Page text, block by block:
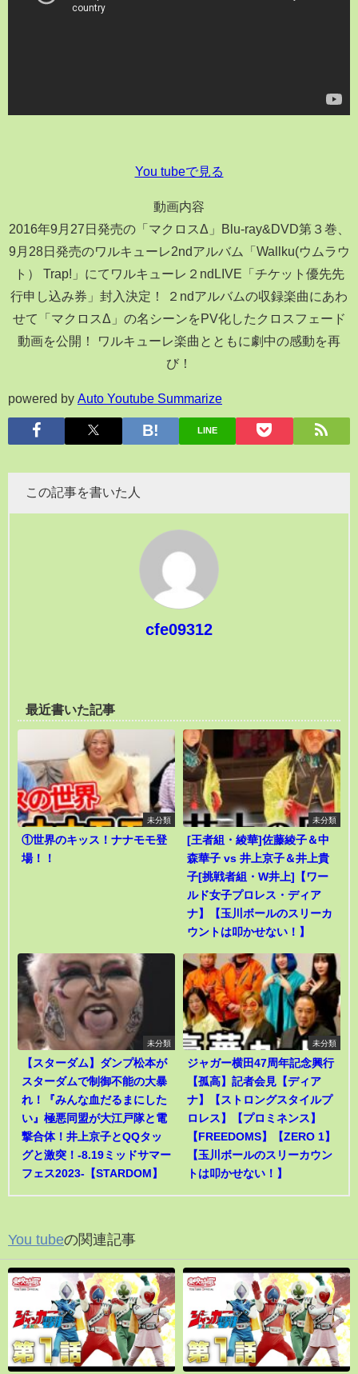
You tubeで見る
動画内容
2016年9月27日発売の「マクロスΔ」Blu-ray&DVD第３巻、
9月28日発売のワルキューレ2ndアルバム「Wallku(ウムラウ
ト） Trap!」にてワルキューレ２ndLIVE「チケット優先先
行申し込み券」封入決定！ ２ndアルバムの収録楽曲にあわ
せて「マクロスΔ」の名シーンをPV化したクロスフェード
動画を公開！ ワルキューレ楽曲とともに劇中の感動を再
び！
powered by Auto Youtube Summarize
LINE
この記事を書いた人
cfe09312
最近書いた記事
未分類
①世界のキッス！ナナモモ登
場！！
未分類
[王者組・綾華]佐藤綾子＆中
森華子 vs 井上京子＆井上貴
子[挑戦者組・W井上]【ワー
ルド女子プロレス・ディア
ナ】【玉川ボールのスリーカ
ウントは叩かせない！】
未分類
【スターダム】ダンプ松本が
スターダムで制御不能の大暴
れ！『みんな血だるまにした
い』極悪同盟が大江戸隊と電
撃合体！井上京子とQQタッ
グと激突！-8.19ミッドサマー
フェス2023-【STARDOM】
未分類
ジャガー横田47周年記念興行
【孤高】記者会見【ディア
ナ】【ストロングスタイルプ
ロレス】【プロミネンス】
【FREEDOMS】【ZERO 1】
【玉川ボールのスリーカウン
トは叩かせない！】
You tubeの関連記事